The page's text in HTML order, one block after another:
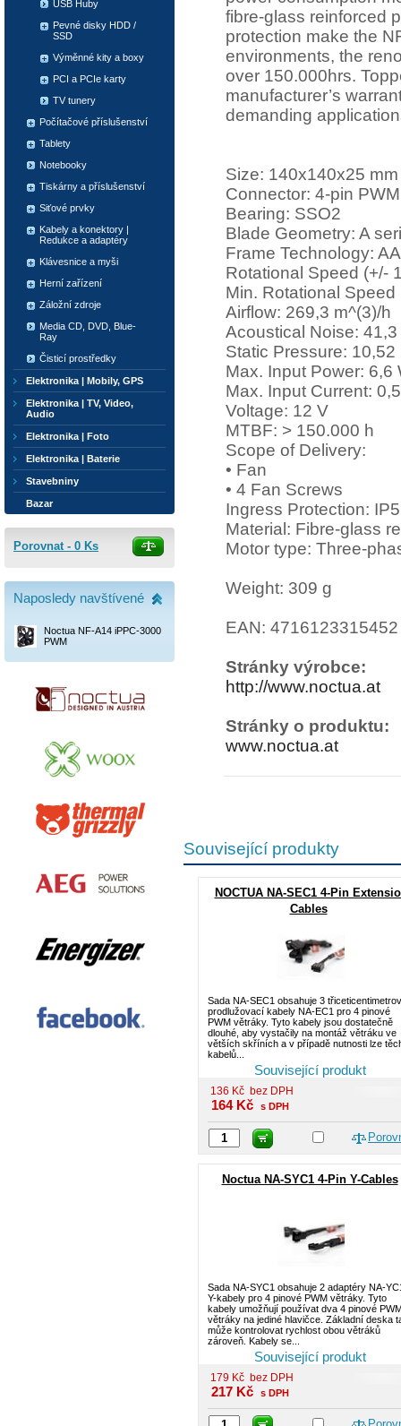
fibre-glass reinforced
protection make the
environments, the
over 150.000hrs.
manufacturer’s
demanding
Size: 140x140x25 mm
Connector: 4-pin PWM
Bearing: SSO2
Blade Geometry: A
Frame Technology:
Rotational Speed (+/-
Min. Rotational
Airflow: 269,3 m^(3)/h
Acoustical Noise: 41,3
Static Pressure: 10,52
Max. Input Power: 6,6
Max. Input Current:
Voltage: 12 V
MTBF: > 150.000 h
Scope of Delivery:
• Fan
• 4 Fan Screws
Ingress Protection:
Material: Fibre-glass
Motor type: Three-
Weight: 309 g
EAN: 4716123315452
Stránky výrobce:
http://www.noctua.at
Stránky o produktu:
www.noctua.at
Související produkty
Související produkt
NOCTUA NA-SEC1 4-Pin
Cables
Sada NA-SEC1 obsahuje 3
prodlužovací kabely NA-EC1 pro 4 pinové
PWM větráky. Tyto kabely jsou dostatečně
dlouhé, aby vystačily na montáž větráku ve
větších skříních a v případě nutnosti lze
kabelů...
136 Kč bez DPH
164 Kč s DPH
Související produkt
Noctua NA-SYC1 4-Pin Y-Cables
Sada NA-SYC1 obsahuje 2 adaptéry NA-
Y-kabely pro 4 pinové PWM větráky. Tyto
kabely umožňují používat dva 4 pinové
větráky na jediné hlavičce. Základní deska
může kontrolovat rychlost obou větráků
zároveň. Kabely se...
179 Kč bez DPH
217 Kč s DPH
USB Huby
Pevné disky HDD /
SSD
Výměnné kity a boxy
PCI a PCIe karty
TV tunery
Počítačové příslušenství
Tablety
Notebooky
Tiskárny a příslušenství
Siťové prvky
Kabely a konektory |
Redukce a adaptéry
Klávesnice a myši
Herní zařízení
Záložní zdroje
Media CD, DVD, Blue-
Ray
Čisticí prostředky
Elektronika | Mobily, GPS
Elektronika | TV, Video,
Audio
Elektronika | Foto
Elektronika | Baterie
Stavebniny
Bazar
Porovnat - 0 Ks
Naposledy navštívené
Noctua NF-A14 iPPC-3000
PWM